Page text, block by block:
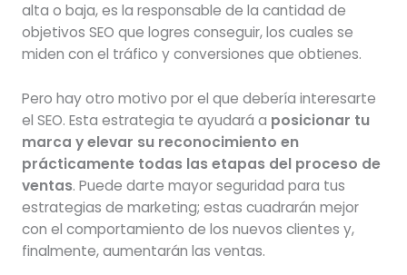
alta o baja, es la responsable de la cantidad de
objetivos SEO que logres conseguir, los cuales se
miden con el tráfico y conversiones que obtienes.
Pero hay otro motivo por el que debería interesarte
el SEO. Esta estrategia te ayudará a posicionar tu
marca y elevar su reconocimiento en
prácticamente todas las etapas del proceso de
ventas. Puede darte mayor seguridad para tus
estrategias de marketing; estas cuadrarán mejor
con el comportamiento de los nuevos clientes y,
finalmente, aumentarán las ventas.